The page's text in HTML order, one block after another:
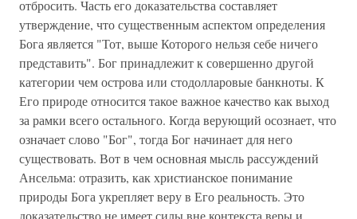
отбросить. Часть его доказательства составляет
утверждение, что существенным аспектом определения
Бога является "Тот, выше Которого нельзя себе ничего
представить". Бог принадлежит к совершенно другой
категории чем острова или стодолларовые банкноты. К
Его природе относится такое важное качество как выход
за рамки всего остального. Когда верующий осознает, что
означает слово "Бог", тогда Бог начинает для него
существовать. Вот в чем основная мысль рассуждений
Ансельма: отразить, как христианское понимание
природы Бога укрепляет веру в Его реальность. Это
доказательство не имеет силы вне контекста веры и